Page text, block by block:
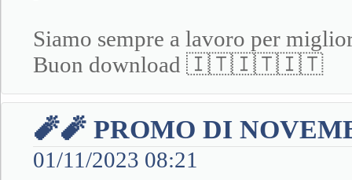
Siamo sempre a lavoro per
Buon download 🇮🇹🇮🇹🇮🇹
🧨🧨 PROMO DI
01/11/2023 08:21